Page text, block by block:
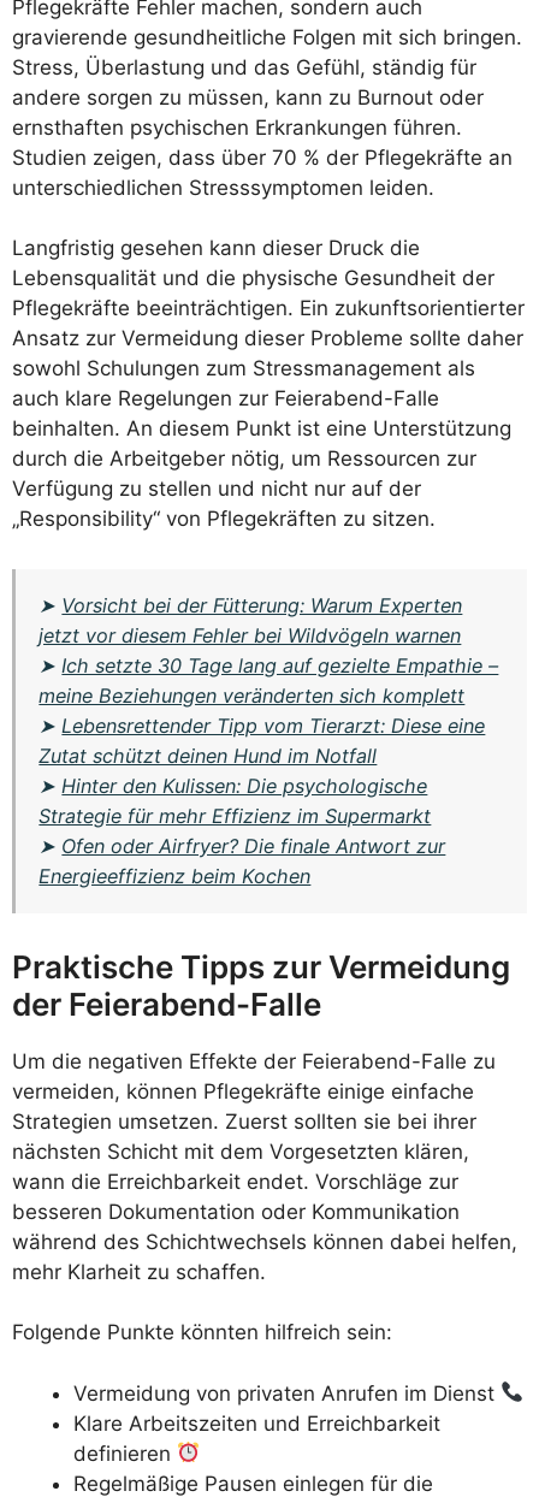
Pflegekräfte Fehler machen, sondern auch
gravierende gesundheitliche Folgen mit sich bringen.
Stress, Überlastung und das Gefühl, ständig für
andere sorgen zu müssen, kann zu Burnout oder
ernsthaften psychischen Erkrankungen führen.
Studien zeigen, dass über 70 % der Pflegekräfte an
unterschiedlichen Stresssymptomen leiden.
Langfristig gesehen kann dieser Druck die
Lebensqualität und die physische Gesundheit der
Pflegekräfte beeinträchtigen. Ein zukunftsorientierter
Ansatz zur Vermeidung dieser Probleme sollte daher
sowohl Schulungen zum Stressmanagement als
auch klare Regelungen zur Feierabend-Falle
beinhalten. An diesem Punkt ist eine Unterstützung
durch die Arbeitgeber nötig, um Ressourcen zur
Verfügung zu stellen und nicht nur auf der
„Responsibility“ von Pflegekräften zu sitzen.
➤ Vorsicht bei der Fütterung: Warum Experten
jetzt vor diesem Fehler bei Wildvögeln warnen
➤ Ich setzte 30 Tage lang auf gezielte Empathie –
meine Beziehungen veränderten sich komplett
➤ Lebensrettender Tipp vom Tierarzt: Diese eine
Zutat schützt deinen Hund im Notfall
➤ Hinter den Kulissen: Die psychologische
Strategie für mehr Effizienz im Supermarkt
➤ Ofen oder Airfryer? Die finale Antwort zur
Energieeffizienz beim Kochen
Praktische Tipps zur Vermeidung
der Feierabend-Falle
Um die negativen Effekte der Feierabend-Falle zu
vermeiden, können Pflegekräfte einige einfache
Strategien umsetzen. Zuerst sollten sie bei ihrer
nächsten Schicht mit dem Vorgesetzten klären,
wann die Erreichbarkeit endet. Vorschläge zur
besseren Dokumentation oder Kommunikation
während des Schichtwechsels können dabei helfen,
mehr Klarheit zu schaffen.
Folgende Punkte könnten hilfreich sein:
Vermeidung von privaten Anrufen im Dienst
Klare Arbeitszeiten und Erreichbarkeit
definieren
Regelmäßige Pausen einlegen für die